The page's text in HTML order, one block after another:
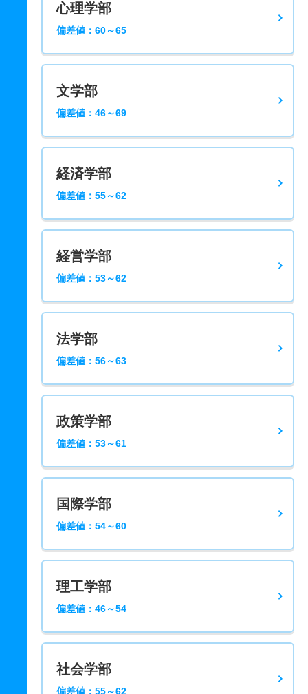
心理学部
偏差値：60～65
文学部
偏差値：46～69
経済学部
偏差値：55～62
経営学部
偏差値：53～62
法学部
偏差値：56～63
政策学部
偏差値：53～61
国際学部
偏差値：54～60
理工学部
偏差値：46～54
社会学部
偏差値：55～62